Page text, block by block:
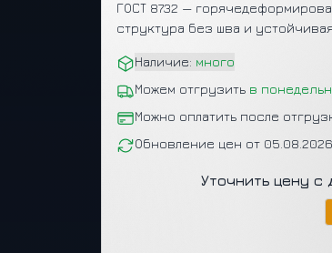
ГОСТ 8732 —
структура без шва и
Наличие: много
Можем отгрузить в
Можно оплатить после
Обновление цен от
Уточнить цену с